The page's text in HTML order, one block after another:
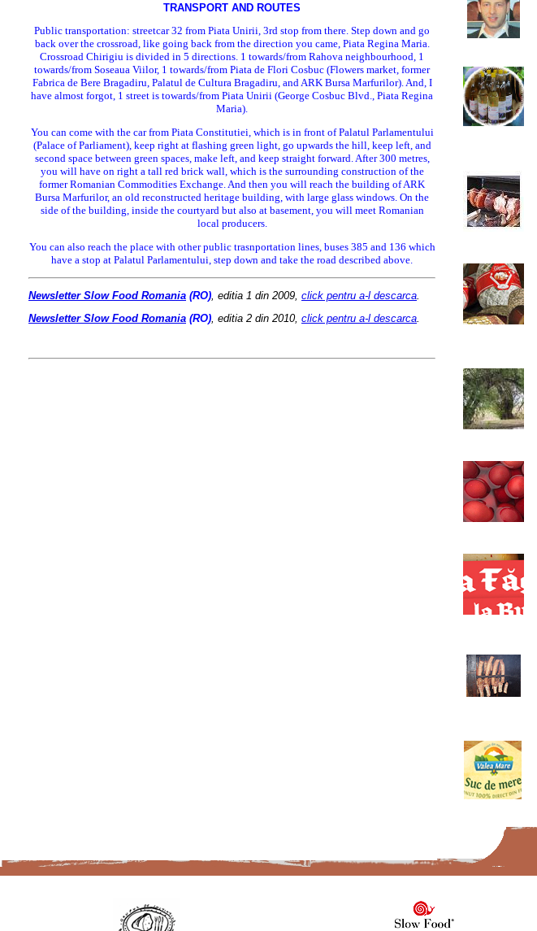
TRANSPORT AND ROUTES
Public transportation: streetcar 32 from Piata Unirii, 3rd stop from there. Step down and go
back over the crossroad, like going back from the direction you came, Piata Regina Maria.
Crossroad Chirigiu is divided in 5 directions. 1 towards/from Rahova neighbourhood, 1
towards/from Soseaua Viilor, 1 towards/from Piata de Flori Cosbuc (Flowers market, former
Fabrica de Bere Bragadiru, Palatul de Cultura Bragadiru, and ARK Bursa Marfurilor). And, I
have almost forgot, 1 street is towards/from Piata Unirii (George Cosbuc Blvd., Piata Regina
Maria).
You can come with the car from Piata Constitutiei, which is in front of Palatul Parlamentului
(Palace of Parliament), keep right at flashing green light, go upwards the hill, keep left, and
second space between green spaces, make left, and keep straight forward. After 300 metres,
you will have on right a tall red brick wall, which is the surrounding construction of the
former Romanian Commodities Exchange. And then you will reach the building of ARK
Bursa Marfurilor, an old reconstructed heritage building, with large glass windows. On the
side of the building, inside the courtyard but also at basement, you will meet Romanian
local producers.
You can also reach the place with other public trasnportation lines, buses 385 and 136 which
have a stop at Palatul Parlamentului, step down and take the road described above.
Newsletter Slow Food Romania (RO) , editia 1 din 2009, click pentru a-l descarca
Newsletter Slow Food Romania (RO) , editia 2 din 2010, click pentru a-l descarca